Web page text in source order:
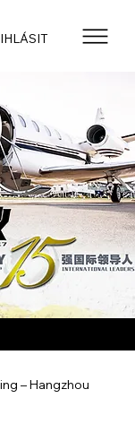
– Hangzhou